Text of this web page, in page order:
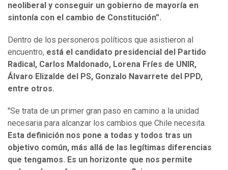
neoliberal y conseguir un gobierno de mayoría en
sintonía con el cambio de Constitución”.
Dentro de los personeros políticos que asistieron al
encuentro, está el candidato presidencial del Partido
Radical, Carlos Maldonado, Lorena Fríes de UNIR,
Álvaro Elizalde del PS, Gonzalo Navarrete del PPD,
entre otros.
"Se trata de un primer gran paso en camino a la unidad
necesaria para alcanzar los cambios que Chile necesita.
Esta definición nos pone a todas y todos tras un
objetivo común, más allá de las legítimas diferencias
que tengamos. Es un horizonte que nos permite